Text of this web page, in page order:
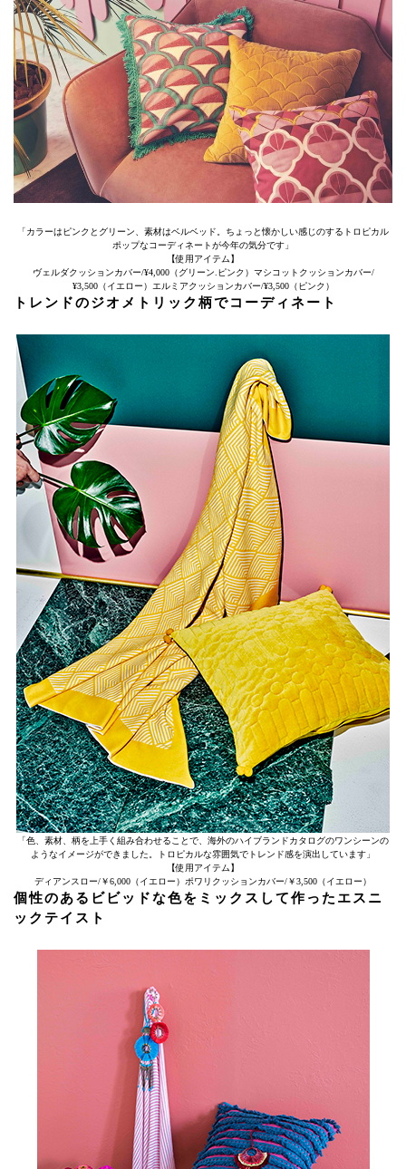
「カラーはピンクとグリーン、素材はベルベッド。ちょっと懐かしい感じのするトロピカル
ポップなコーディネートが今年の気分です」
【使用アイテム】
ヴェルダクッションカバー/¥4,000（グリーン.ピンク）マシコットクッションカバー/
¥3,500（イエロー）エルミアクッションカバー/¥3,500（ピンク）
トレンドのジオメトリック柄でコーディネート
「色、素材、柄を上手く組み合わせることで、海外のハイブランドカタログのワンシーンの
ようなイメージができました。トロピカルな雰囲気でトレンド感を演出しています」
【使用アイテム】
ディアンスロー/￥6,000（イエロー）ポワリクッションカバー/￥3,500（イエロー）
個性のあるビビッドな色をミックスして作ったエスニ
ックテイスト